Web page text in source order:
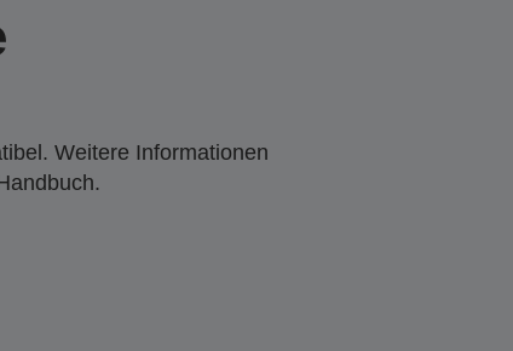
Weitere Informationen